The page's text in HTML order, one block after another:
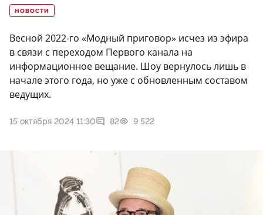
НОВОСТИ
Весной 2022-го «Модный приговор» исчез из эфира
в связи с переходом Первого канала на
информационное вещание. Шоу вернулось лишь в
начале этого года, но уже с обновленным составом
ведущих.
15 октября 2024 11:30 82 9 522